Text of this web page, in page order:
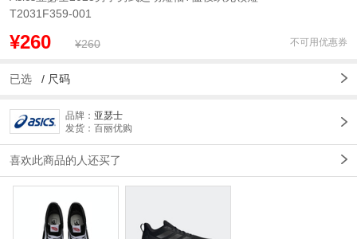
T2031F359-001
¥260 ¥260 不可用优惠券
已选 / 尺码
品牌： 亚瑟士
发货：百丽优购
喜欢此商品的人还买了